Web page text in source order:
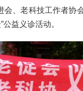
会、老科技工作者协
益义诊活动。